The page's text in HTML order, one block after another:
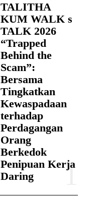
TALITHA
KUM WALK s
TALK 2026
“Trapped
Behind the
Scam”:
Bersama
Tingkatkan
Kewaspadaan
terhadap
Perdagangan
Orang
Berkedok
Penipuan Kerja
Daring